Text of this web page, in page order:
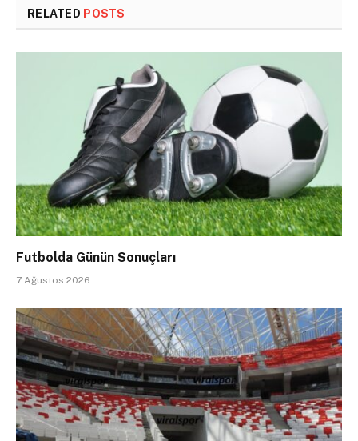
RELATED POSTS
Futbolda Günün Sonuçları
7 Ağustos 2026